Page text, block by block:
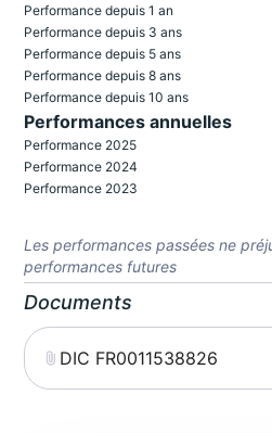
Performance depuis 1 an
Performance depuis 3 ans
Performance depuis 5 ans
Performance depuis 8 ans
Performance depuis 10 ans
Performances annuelles
Performance 2025
Performance 2024
Performance 2023
Les performances passées ne
performances futures
Documents
DIC FR0011538826